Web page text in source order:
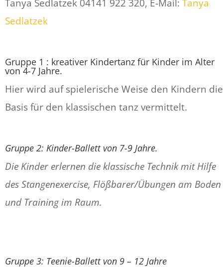
Tanya Sedlatzek 04141 922 320, E-Mail: Tanya
Sedlatzek
Gruppe 1 : kreativer Kindertanz für Kinder im Alter
von 4-7 Jahre.
Hier wird auf spielerische Weise den Kindern die
Basis für den klassischen tanz vermittelt.
Gruppe 2: Kinder-Ballett von 7-9 Jahre.
Die Kinder erlernen die klassische Technik mit Hilfe
des Stangenexercise, Flößbarer/Übungen am Boden
und Training im Raum.
Gruppe 3: Teenie-Ballett von 9 – 12 Jahre